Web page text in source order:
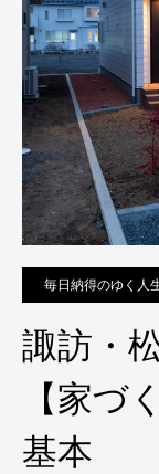
毎日納得のゆく人
諏訪・
【家
基本